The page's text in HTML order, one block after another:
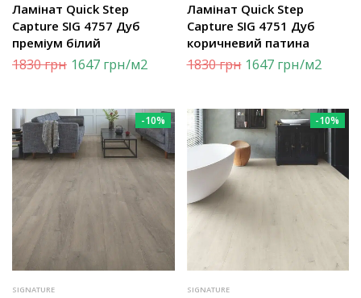
Ламінат Quick Step
Capture SIG 4757 Дуб
преміум білий
1830грн 1647грн/м2
Ламінат Quick Step
Capture SIG 4751 Дуб
коричневий патина
1830грн 1647 грн/м2
-10%
SIGNATURE
-10%
SIGNATURE